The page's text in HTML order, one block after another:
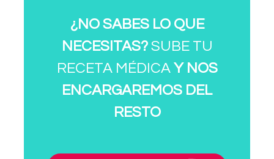
¿NO SABES LO QUE
NECESITAS?SUBE TU
RECETA MÉDICA Y NOS
ENCARGAREMOS DEL
RESTO